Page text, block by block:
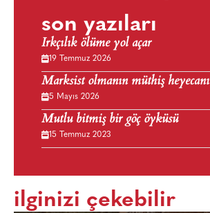
son yazıları
Irkçılık ölüme yol açar
19 Temmuz 2026
Marksist olmanın müthiş heyecanı
5 Mayıs 2026
Mutlu bitmiş bir göç öyküsü
15 Temmuz 2023
ilginizi çekebilir